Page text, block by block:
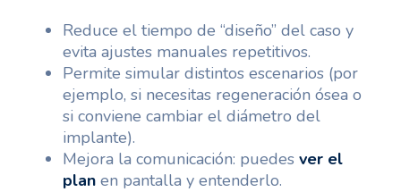
Reduce el tiempo de “diseño” del caso y
evita ajustes manuales repetitivos.
Permite simular distintos escenarios (por
ejemplo, si necesitas regeneración ósea o
si conviene cambiar el diámetro del
implante).
Mejora la comunicación: puedes ver el
plan en pantalla y entenderlo.